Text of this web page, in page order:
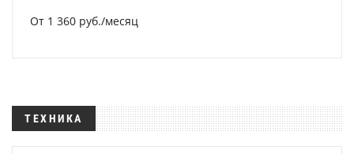
От 1 360 руб./месяц
ТЕХНИКА